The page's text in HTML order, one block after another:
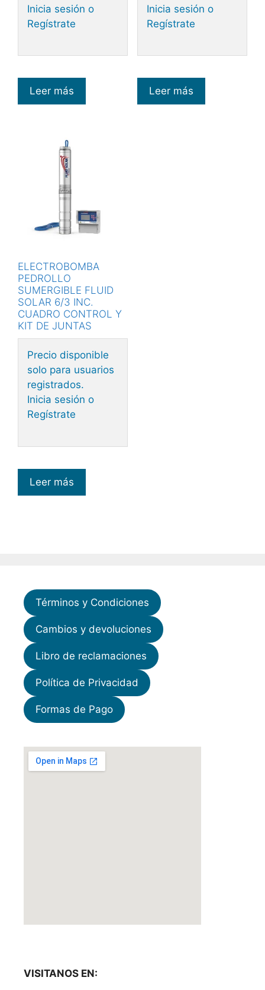
Inicia sesión o
Regístrate
Leer más
Inicia sesión o
Regístrate
Leer más
ELECTROBOMBA
PEDROLLO
SUMERGIBLE FLUID
SOLAR 6/3 INC.
CUADRO CONTROL Y
KIT DE JUNTAS
Precio disponible
solo para usuarios
registrados.
Inicia sesión o
Regístrate
Leer más
Términos y Condiciones
Cambios y devoluciones
Libro de reclamaciones
Política de Privacidad
Formas de Pago
VISITANOS EN: